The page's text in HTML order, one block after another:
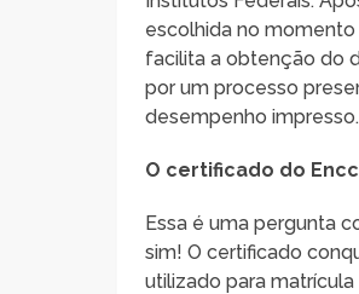
escolhida no
facilita a obtenção do
por um processo
desempenho impresso.
O certificado do
Essa é uma pergunta
sim! O certificado
utilizado para